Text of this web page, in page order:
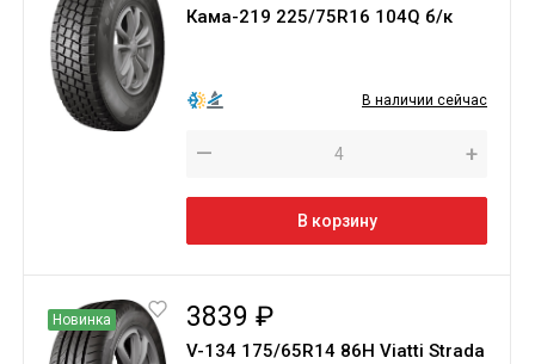
Кама-219 225/75R16 104Q б/к
В наличии сейчас
— +
В корзину
Новинка 3839 ₽
V-134 175/65R14 86H Viatti Strada